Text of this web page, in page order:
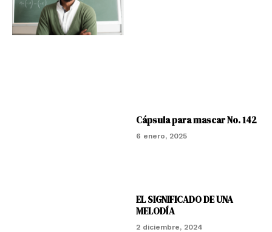
Cápsula para mascar No. 142
6 enero, 2025
EL SIGNIFICADO DE UNA
MELODÍA
2 diciembre, 2024